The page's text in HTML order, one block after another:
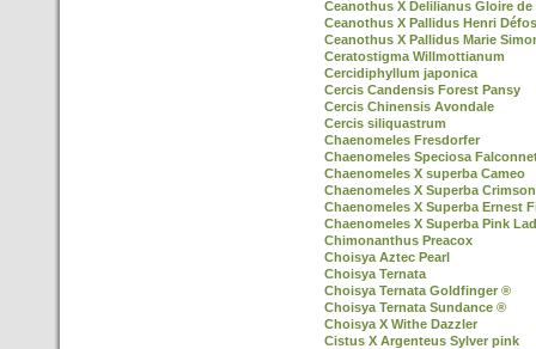
Ceanothus X Delilianus Gloire de
Ceanothus X Pallidus Henri
Ceanothus X Pallidus Marie
Ceratostigma Willmottianum
Cercidiphyllum japonica
Cercis Candensis Forest Pansy
Cercis Chinensis Avondale
Cercis siliquastrum
Chaenomeles Fresdorfer
Chaenomeles Speciosa
Chaenomeles X superba Cameo
Chaenomeles X Superba
Chaenomeles X Superba Ernest
Chaenomeles X Superba Pink
Chimonanthus Preacox
Choisya Aztec Pearl
Choisya Ternata
Choisya Ternata Goldfinger ®
Choisya Ternata Sundance ®
Choisya X Withe Dazzler
Cistus X Argenteus Sylver pink